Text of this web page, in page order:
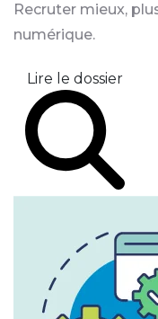
Recruter mieux,
numérique.
Lire le dossier